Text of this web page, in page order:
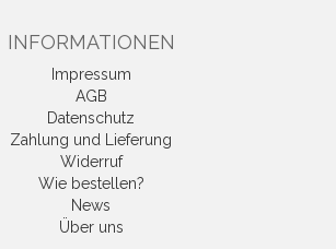
INFORMATIONEN
Impressum
AGB
Datenschutz
Zahlung und Lieferung
Widerruf
Wie bestellen?
News
Über uns